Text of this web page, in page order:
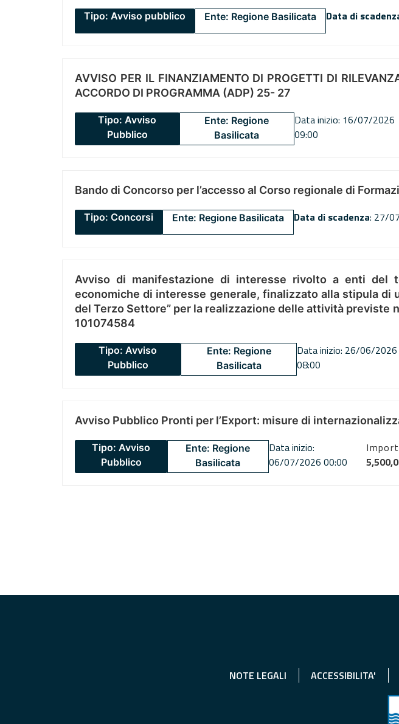
Tipo: Avviso pubblico Ente: Regione Basilicata Data di
AVVISO PER IL FINANZIAMENTO DI PROGETTI DI
ACCORDO DI PROGRAMMA (ADP) 25- 27
Tipo: Avviso
Pubblico
Ente: Regione
Basilicata
Data inizio: 16/07/2026
09:00
Bando di Concorso per l’accesso al Corso regionale di
Tipo: Concorsi Ente: Regione Basilicata Data di scadenza: 27/
Avviso di manifestazione di interesse rivolto a enti
economiche di interesse generale, finalizzato alla stipula di
del Terzo Settore” per la realizzazione delle attività previste
101074584
Tipo: Avviso
Pubblico
Ente: Regione
Basilicata
Data inizio: 26/06/2026
08:00
Avviso Pubblico Pronti per l’Export: misure di
Tipo: Avviso
Pubblico
Ente: Regione
Basilicata
Data inizio:
06/07/2026 00:00
NOTE LEGALI ACCESSIBILITA'